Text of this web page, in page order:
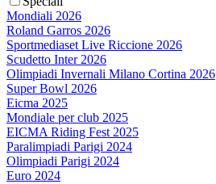
Mondiali 2026
Roland Garros 2026
Sportmediaset Live Riccione 2026
Scudetto Inter 2026
Olimpiadi Invernali Milano Cortina 2026
Super Bowl 2026
Eicma 2025
Mondiale per club 2025
EICMA Riding Fest 2025
Paralimpiadi Parigi 2024
Olimpiadi Parigi 2024
Euro 2024